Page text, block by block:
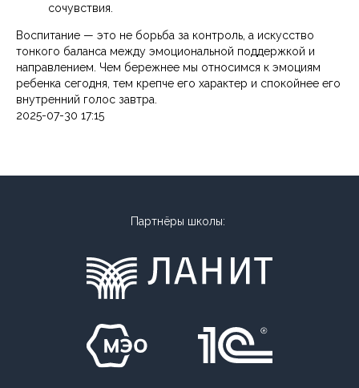
сочувствия.
Воспитание — это не борьба за контроль, а искусство
тонкого баланса между эмоциональной поддержкой и
направлением. Чем бережнее мы относимся к эмоциям
ребенка сегодня, тем крепче его характер и спокойнее его
внутренний голос завтра.
2025-07-30 17:15
Партнёры школы: